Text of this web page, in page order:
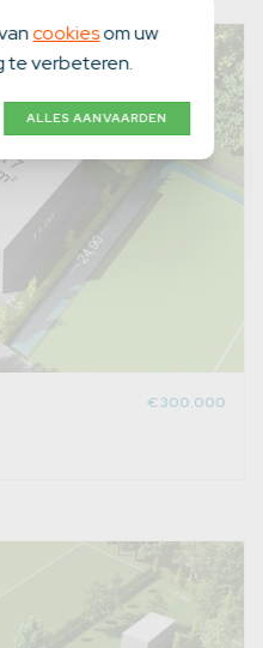
€ 300.000
cookiesom uw
te verbeteren.
ALLES AANVAARDEN